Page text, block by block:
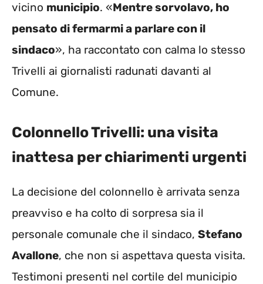
vicino municipio. «Mentre sorvolavo, ho
pensato di fermarmi a parlare con il
sindaco», ha raccontato con calma lo stesso
Trivelli ai giornalisti radunati davanti al
Comune.
Colonnello Trivelli: una visita
inattesa per chiarimenti urgenti
La decisione del colonnello è arrivata senza
preavviso e ha colto di sorpresa sia il
personale comunale che il sindaco, Stefano
Avallone, che non si aspettava questa visita.
Testimoni presenti nel cortile del municipio